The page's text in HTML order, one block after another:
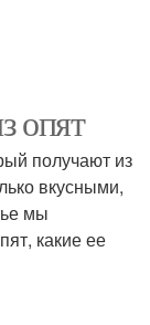
опят
получают из
вкусными,
мы
какие ее